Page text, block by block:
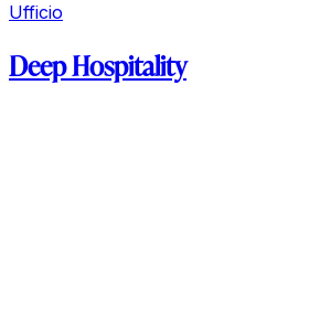
Ufficio
Deep Hospitality